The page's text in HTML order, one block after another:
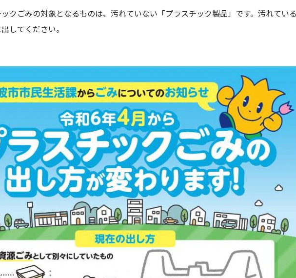
クごみの対象となるものは、汚れていない「プラスチック製品」です。汚れて
してください。